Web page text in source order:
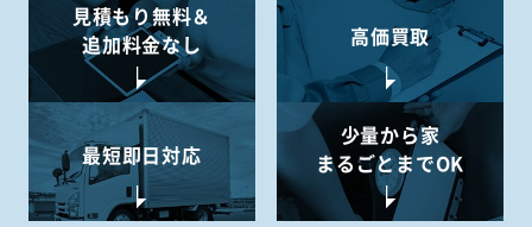
見積もり無料＆
追加料金なし
高価買取
最短即日対応
少量から家
まるごとまでOK